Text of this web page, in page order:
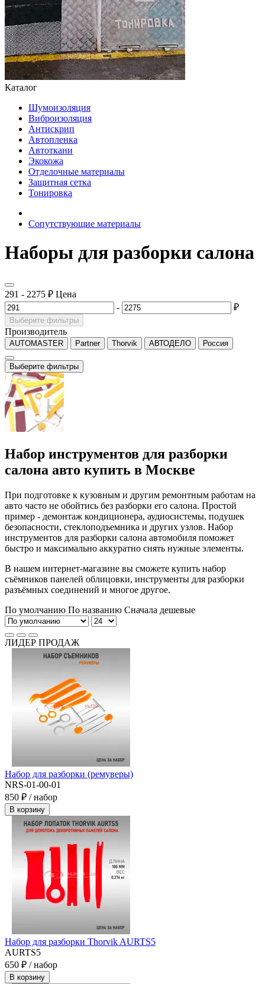
Каталог
Шумоизоляция
Виброизоляция
Антискрип
Автопленка
Автоткани
Экокожа
Отделочные материалы
Защитная сетка
Тонировка
Сопутствующие материалы
Наборы для разборки салона
291 - 2275 ₽ Цена
-
₽
Выберите фильтры
Производитель
AUTOMASTER Partner Thorvik АВТОДЕЛО Россия
Выберите фильтры
Набор инструментов для разборки
салона авто купить в Москве
При подготовке к кузовным и другим ремонтным работам на
авто часто не обойтись без разборки его салона. Простой
пример - демонтаж кондиционера, аудиосистемы, подушек
безопасности, стеклоподъемника и других узлов. Набор
инструментов для разборки салона автомобиля поможет
быстро и максимально аккуратно снять нужные элементы.
В нашем интернет-магазине вы сможете купить набор
съёмников панелей облицовки, инструменты для разборки
разъёмных соединений и многое другое.
По умолчанию По названию Сначала дешевые
ЛИДЕР ПРОДАЖ
Набор для разборки (ремуверы)
NRS-01-00-01
850 ₽ / набор
В корзину
Набор для разборки Thorvik AURTS5
AURTS5
650 ₽ / набор
В корзину